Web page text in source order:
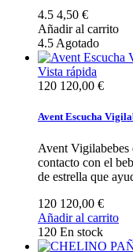
4.5 4,50 €
Añadir al carrito
4.5 Agotado
Vista rápida
120 120,00 €
Avent Escucha
Avent Vigilabebes
contacto con el
de estrella que
120 120,00 €
Añadir al carrito
120 En stock